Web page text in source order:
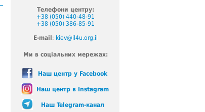
Телефони центру:
+38 (050) 440-48-91
+38 (050) 386-85-91
E-mail : kiev@il4u.org.il
Ми в соціальних мережах:
Наш центр у Facebook
Наш центр в Instagram
Наш Telegram-канал